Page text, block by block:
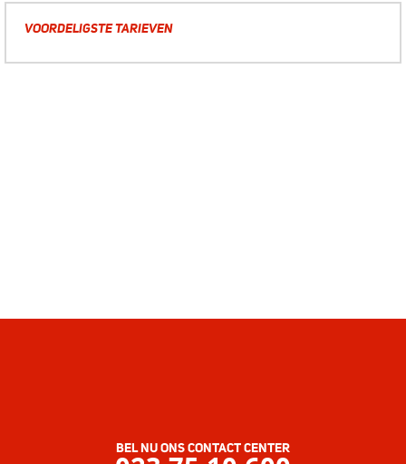
VOORDELIGSTE TARIEVEN
BEL NU ONS CONTACT CENTER